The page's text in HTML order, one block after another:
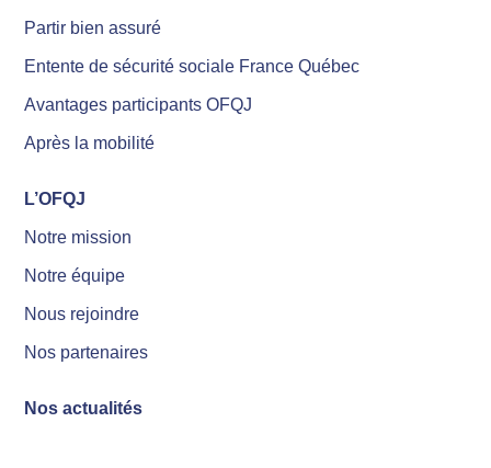
Partir bien assuré
Entente de sécurité sociale France Québec
Avantages participants OFQJ
Après la mobilité
L’OFQJ
Notre mission
Notre équipe
Nous rejoindre
Nos partenaires
Nos actualités